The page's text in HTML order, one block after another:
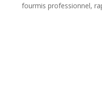
fourmis professionnel,